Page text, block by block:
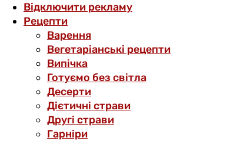
Відключити рекламу
Рецепти
Варення
Вегетаріанські рецепти
Випічка
Готуємо без світла
Десерти
Дієтичні страви
Другі страви
Гарніри